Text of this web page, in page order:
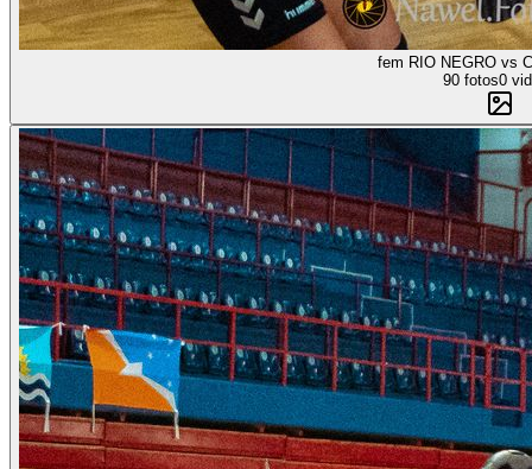
fem RIO NEGRO vs
90 fotos0